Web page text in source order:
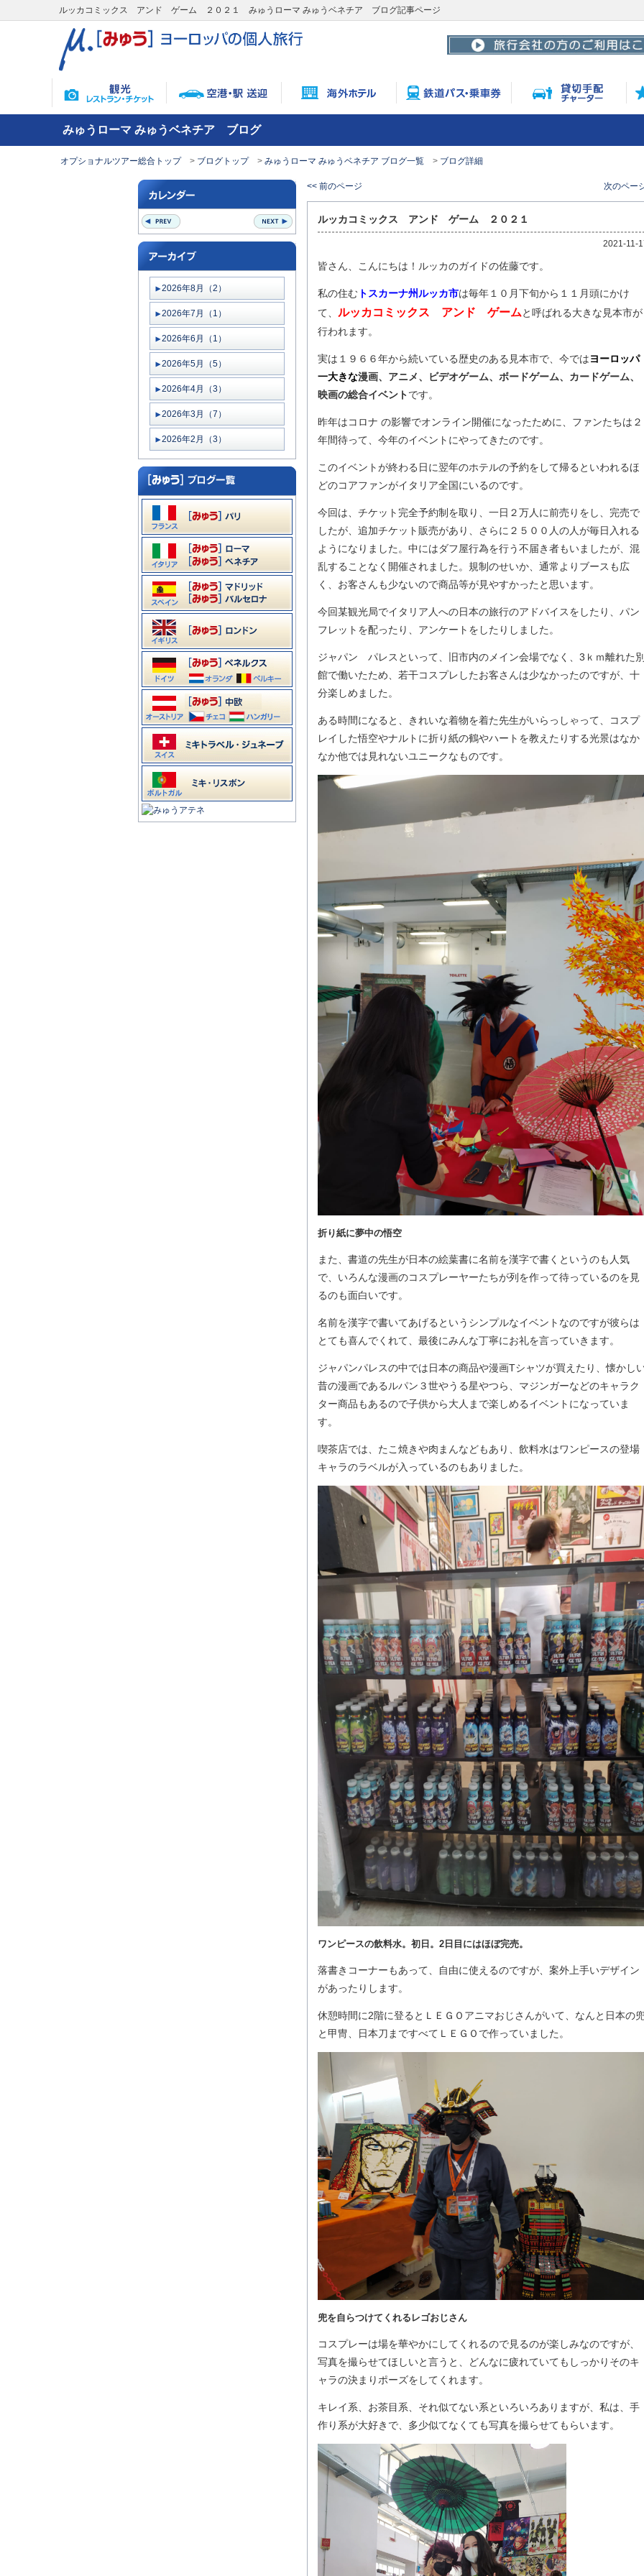
ルッカコミックス アンド ゲーム ２０２１ みゅうローマ みゅうベネチア ブログ記事ページ
みゅうローマ みゅうベネチア ブログ
オプショナルツアー総合トップ ブログトップ みゅうローマ みゅうベネチア ブログ一覧 ブログ詳細
2026年8月（2）
2026年7月（1）
2026年6月（1）
2026年5月（5）
2026年4月（3）
2026年3月（7）
2026年2月（3）
<< 前のページ 次のペー
ルッカコミックス アンド ゲーム ２０２１
2021-11-
皆さん、こんにちは！ルッカのガイドの佐藤です。
私の住む トスカーナ州ルッカ市は毎年１０月下旬から１１月頭にかけ
て、 ルッカコミックス アンド ゲームと呼ばれる大きな見本市が
行われます。
実は１９６６年から続いている歴史のある見本市で、今ではヨーロッパ
一大きな漫画、アニメ、ビデオゲーム、ボードゲーム、カードゲーム、
映画の総合イベントです。
昨年はコロナ の影響でオンライン開催になったために、ファンたちは２
年間待って、今年のイベントにやってきたのです。
このイベントが終わる日に翌年のホテルの予約をして帰るといわれるほ
どのコアファンがイタリア全国にいるのです。
今回は、チケット完全予約制を取り、一日２万人に前売りをし、完売で
したが、追加チケット販売があり、さらに２５００人の人が毎日入れる
ようになりました。中にはダフ屋行為を行う不届き者もいましたが、混
乱することなく開催されました。規制のせいか、通常よりブースも広
く、お客さんも少ないので商品等が見やすかったと思います。
今回某観光局でイタリア人への日本の旅行のアドバイスをしたり、パン
フレットを配ったり、アンケートをしたりしました。
ジャパン パレスといって、旧市内のメイン会場でなく、3ｋｍ離れた
館で働いたため、若干コスプレしたお客さんは少なかったのですが、十
分楽しめました。
ある時間になると、きれいな着物を着た先生がいらっしゃって、コスプ
レイした悟空やナルトに折り紙の鶴やハートを教えたりする光景はなか
なか他では見れないユニークなものです。
折り紙に夢中の悟空
また、書道の先生が日本の絵葉書に名前を漢字で書くというのも人気
で、いろんな漫画のコスプレーヤーたちが列を作って待っているのを見
るのも面白いです。
名前を漢字で書いてあげるというシンプルなイベントなのですが彼らは
とても喜んでくれて、最後にみんな丁寧にお礼を言っていきます。
ジャパンパレスの中では日本の商品や漫画Tシャツが買えたり、懐かし
昔の漫画であるルパン３世やうる星やつら、マジンガーなどのキャラク
ター商品もあるので子供から大人まで楽しめるイベントになっていま
す。
喫茶店では、たこ焼きや肉まんなどもあり、飲料水はワンピースの登場
キャラのラベルが入っているのもありました。
ワンピースの飲料水。初日。2日目にはほぼ完売。
落書きコーナーもあって、自由に使えるのですが、案外上手いデザイン
があったりします。
休憩時間に2階に登るとＬＥＧＯアニマおじさんがいて、なんと日本の
と甲冑、日本刀まですべてＬＥＧＯで作っていました。
兜を自らつけてくれるレゴおじさん
コスプレーは場を華やかにしてくれるので見るのが楽しみなのですが、
写真を撮らせてほしいと言うと、どんなに疲れていてもしっかりそのキ
ャラの決まりポーズをしてくれます。
キレイ系、お茶目系、それ似てない系といろいろありますが、私は、手
作り系が大好きで、多少似てなくても写真を撮らせてもらいます。